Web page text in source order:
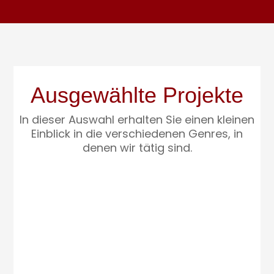
Ausgewählte Projekte
In dieser Auswahl erhalten Sie einen kleinen
Einblick in die verschiedenen Genres, in
denen wir tätig sind.